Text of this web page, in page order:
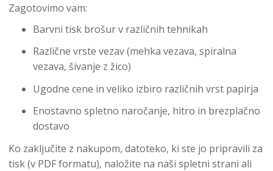
Zagotovimo vam:
Barvni tisk brošur v različnih tehnikah
Različne vrste vezav (mehka vezava, spiralna
vezava, šivanje z žico)
Ugodne cene in veliko izbiro različnih vrst papirja
Enostavno spletno naročanje, hitro in brezplačno
dostavo
Ko zaključite z nakupom, datoteko, ki ste jo pripravili za
tisk (v PDF formatu), naložite na naši spletni strani ali